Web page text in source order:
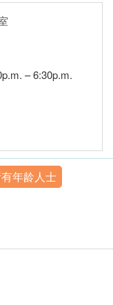
– 6:30p.m.
年龄人士